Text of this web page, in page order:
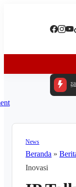
Di Tengah
News
Beranda »
Inovasi